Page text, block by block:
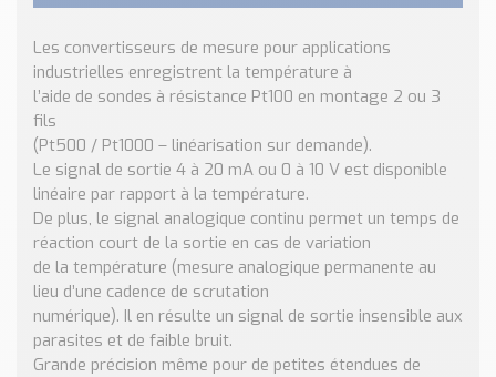
Nos Réalisations
Conseils et Actualités
Catalogue des essentiels pour les brasseries et micro-
brasseries
Contact & Devis
Devis, Tarifs, Renseignements techniques
Les convertisseurs de mesure pour applications
industrielles enregistrent la température à
l’aide de sondes à résistance Pt100 en montage 2 ou 3
fils
(Pt500 / Pt1000 – linéarisation sur demande).
Le signal de sortie 4 à 20 mA ou 0 à 10 V est disponible
linéaire par rapport à la température.
De plus, le signal analogique continu permet un temps de
réaction court de la sortie en cas de variation
de la température (mesure analogique permanente au
lieu d’une cadence de scrutation
numérique). Il en résulte un signal de sortie insensible aux
parasites et de faible bruit.
Grande précision même pour de petites étendues de